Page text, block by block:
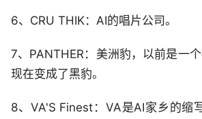
6、CRU THIK：AI的唱片公司。
7、PANTHER：美洲豹，以前是一个
现在变成了黑豹。
8、VA'S Finest：VA是AI家乡的缩